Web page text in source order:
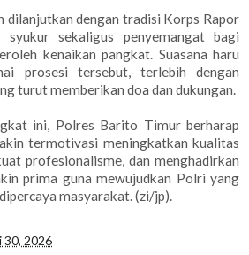
dilanjutkan dengan tradisi Korps Rapor
sekaligus penyemangat bagi
kenaikan pangkat. Suasana haru
prosesi tersebut, terlebih dengan
turut memberikan doa dan dukungan.
ini, Polres Barito Timur berharap
termotivasi meningkatkan kualitas
profesionalisme, dan menghadirkan
prima guna mewujudkan Polri yang
masyarakat. (zi/jp).
30, 2026